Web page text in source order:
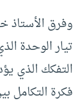
وفرق الأستاذ
تيار الوحدة
التفكك الذي
فكرة التكامل